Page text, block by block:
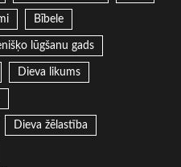
Bībele
lūgšanu gads
Dieva likums
Dieva žēlastība